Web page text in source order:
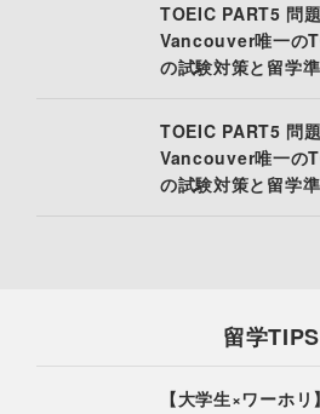
TOEIC PART5
Vancouver唯一の
の試験対策と留学
TOEIC PART5
Vancouver唯一の
の試験対策と留学
留学TIPS
【大学生×ワーホ